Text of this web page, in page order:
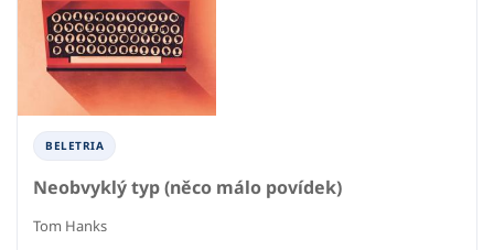
BELETRIA
Neobvyklý typ (něco málo povídek)
Tom Hanks